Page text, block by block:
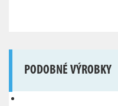
PODOBNÉ VÝROBKY